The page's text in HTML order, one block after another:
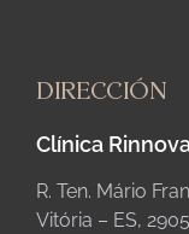
DIRECCIÓN
Clínica
R. Ten. Mário
Vitória – ES,